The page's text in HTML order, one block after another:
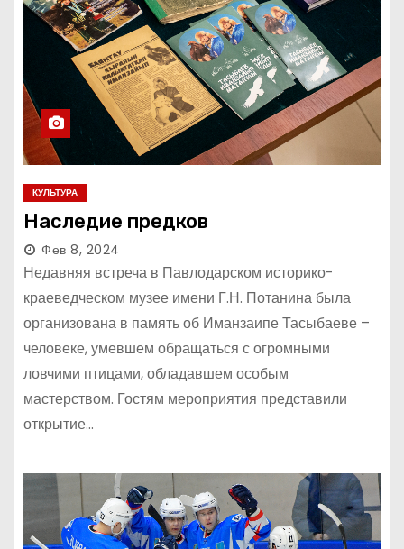
КУЛЬТУРА
Наследие предков
Фев 8, 2024
Недавняя встреча в Павлодарском историко-
краеведческом музее имени Г.Н. Потанина была
организована в память об Иманзаипе Тасыбаеве –
человеке, умевшем обращаться с огромными
ловчими птицами, обладавшем особым
мастерством. Гостям мероприятия представили
открытие…